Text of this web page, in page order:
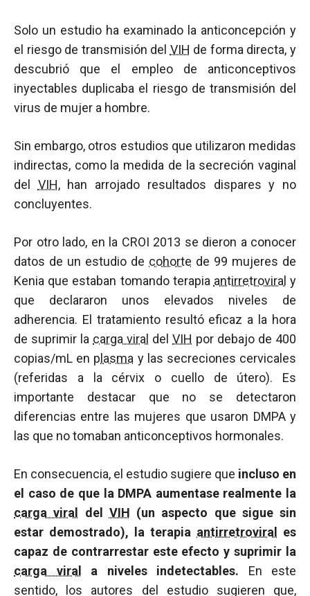
Solo un estudio ha examinado la anticoncepción y
el riesgo de transmisión del VIH de forma directa, y
descubrió que el empleo de anticonceptivos
inyectables duplicaba el riesgo de transmisión del
virus de mujer a hombre.
Sin embargo, otros estudios que utilizaron medidas
indirectas, como la medida de la secreción vaginal
del VIH, han arrojado resultados dispares y no
concluyentes.
Por otro lado, en la CROI 2013 se dieron a conocer
datos de un estudio de cohorte de 99 mujeres de
Kenia que estaban tomando terapia antirretroviral y
que declararon unos elevados niveles de
adherencia. El tratamiento resultó eficaz a la hora
de suprimir la carga viral del VIH por debajo de 400
copias/mL en plasma y las secreciones cervicales
(referidas a la cérvix o cuello de útero). Es
importante destacar que no se detectaron
diferencias entre las mujeres que usaron DMPA y
las que no tomaban anticonceptivos hormonales.
En consecuencia, el estudio sugiere que incluso en
el caso de que la DMPA aumentase realmente la
carga viral
del VIH (un aspecto que sigue sin
estar demostrado), la terapia antirretroviral
es
capaz de contrarrestar este efecto y suprimir la
carga viral
a niveles indetectables. En este
sentido, los autores del estudio sugieren que,